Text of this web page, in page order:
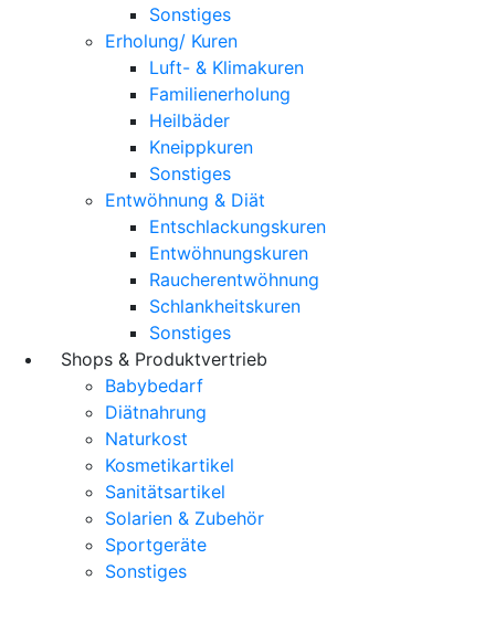
Sonstiges
Erholung/ Kuren
Luft- & Klimakuren
Familienerholung
Heilbäder
Kneippkuren
Sonstiges
Entwöhnung & Diät
Entschlackungskuren
Entwöhnungskuren
Raucherentwöhnung
Schlankheitskuren
Sonstiges
Shops & Produktvertrieb
Babybedarf
Diätnahrung
Naturkost
Kosmetikartikel
Sanitätsartikel
Solarien & Zubehör
Sportgeräte
Sonstiges